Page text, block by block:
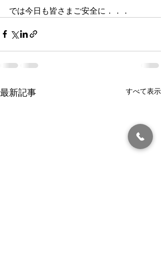
では今日も皆さまご安全に．．．
最新記事 すべて表示